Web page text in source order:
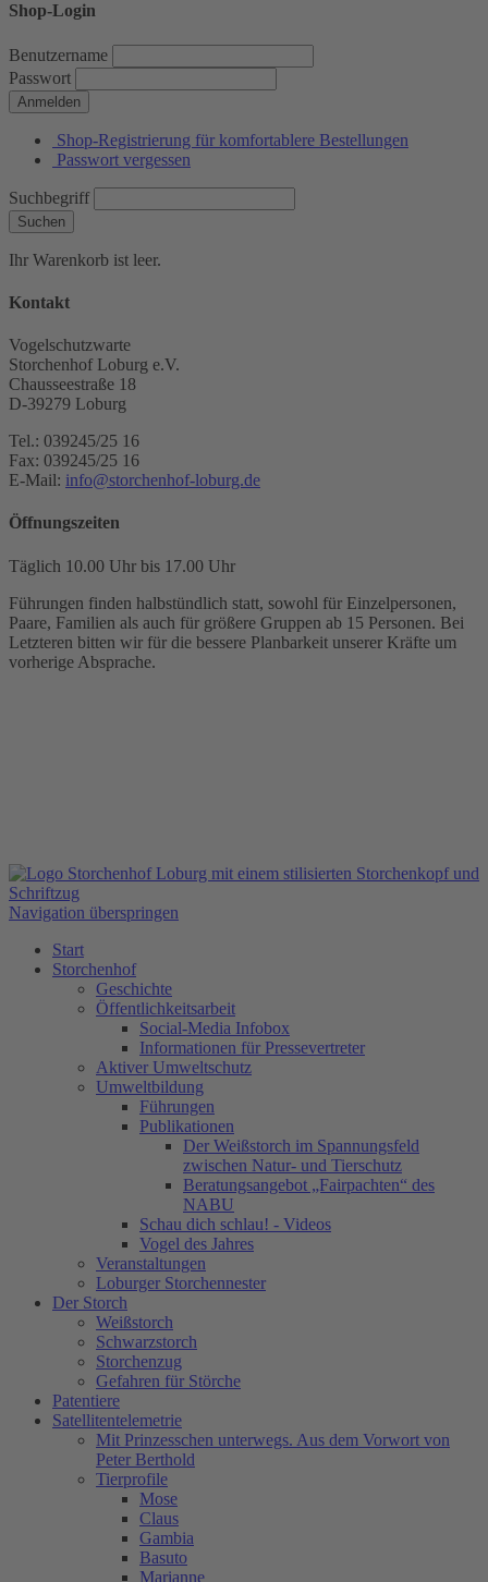
Shop-Login
Benutzername
Passwort
Anmelden
Shop-Registrierung für komfortablere Bestellungen
Passwort vergessen
Suchbegriff
Suchen
Ihr Warenkorb ist leer.
Kontakt
Vogelschutzwarte
Storchenhof Loburg e.V.
Chausseestraße 18
D-39279 Loburg
Tel.: 039245/25 16
Fax: 039245/25 16
E-Mail: info@storchenhof-loburg.de
Öffnungszeiten
Täglich 10.00 Uhr bis 17.00 Uhr
Führungen finden halbstündlich statt, sowohl für Einzelpersonen,
Paare, Familien als auch für größere Gruppen ab 15 Personen. Bei
Letzteren bitten wir für die bessere Planbarkeit unserer Kräfte um
vorherige Absprache.
Navigation überspringen
Start
Storchenhof
Geschichte
Öffentlichkeitsarbeit
Social-Media Infobox
Informationen für Pressevertreter
Aktiver Umweltschutz
Umweltbildung
Führungen
Publikationen
Der Weißstorch im Spannungsfeld
zwischen Natur- und Tierschutz
Beratungsangebot „Fairpachten“ des
NABU
Schau dich schlau! - Videos
Vogel des Jahres
Veranstaltungen
Loburger Storchennester
Der Storch
Weißstorch
Schwarzstorch
Storchenzug
Gefahren für Störche
Patentiere
Satellitentelemetrie
Mit Prinzesschen unterwegs. Aus dem Vorwort von
Peter Berthold
Tierprofile
Mose
Claus
Gambia
Basuto
Marianne